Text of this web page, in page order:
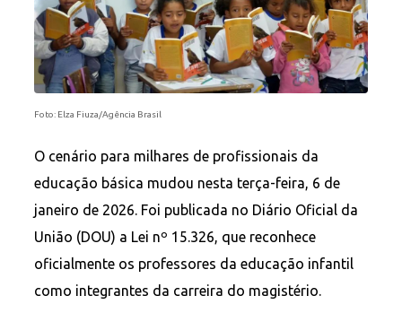
Foto: Elza Fiuza/Agência Brasil
O cenário para milhares de profissionais da
educação básica mudou nesta terça-feira, 6 de
janeiro de 2026. Foi publicada no Diário Oficial da
União (DOU) a Lei nº 15.326, que reconhece
oficialmente os professores da educação infantil
como integrantes da carreira do magistério.